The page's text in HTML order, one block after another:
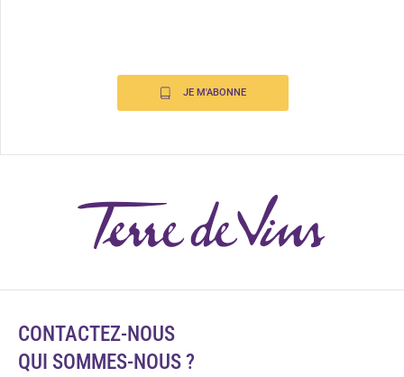
JE M'ABONNE
CONTACTEZ-NOUS
QUI SOMMES-NOUS ?